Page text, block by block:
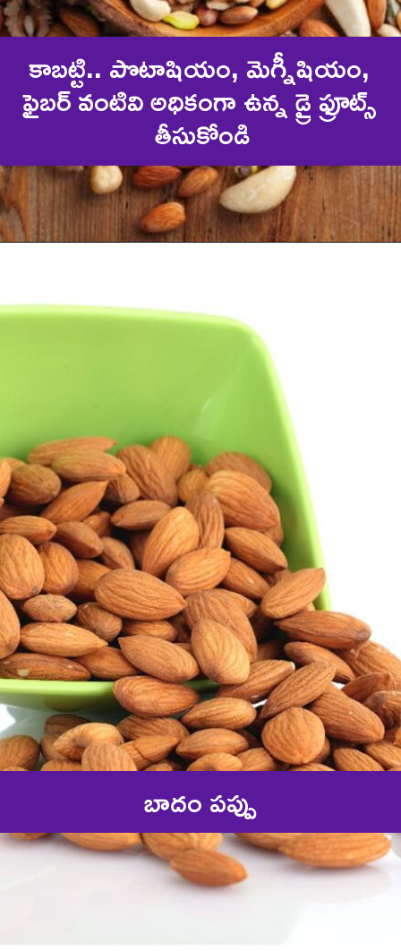
కాబట్టి.. పొటాషియం, మెగ్నీషియం,
ఫైబర్ వంటివి అధికంగా ఉన్న డ్రై ఫ్రూట్స్
తీసుకోండి
బాదం పప్పు